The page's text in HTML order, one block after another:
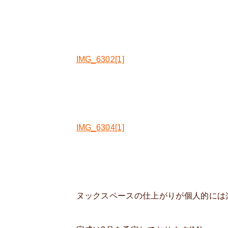
IMG_6302[1]
IMG_6304[1]
ヌックスペースの仕上がりが個人的には